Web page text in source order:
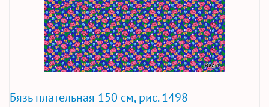
Бязь плательная 150 см, рис. 1498